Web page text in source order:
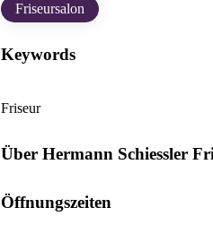
Friseursalon
Keywords
Friseur
Über Hermann Schiessler
Öffnungszeiten